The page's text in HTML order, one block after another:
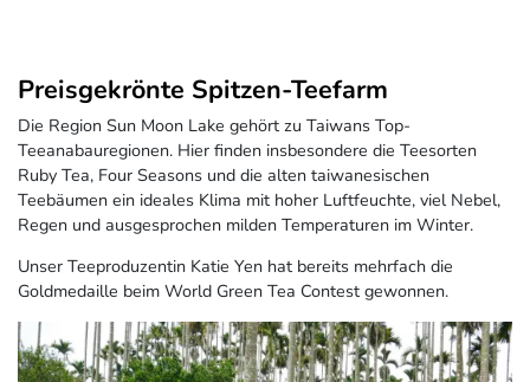
Preisgekrönte Spitzen-Teefarm
Die Region Sun Moon Lake gehört zu Taiwans Top-
Teeanabauregionen. Hier finden insbesondere die Teesorten
Ruby Tea, Four Seasons und die alten taiwanesischen
Teebäumen ein ideales Klima mit hoher Luftfeuchte, viel Nebel,
Regen und ausgesprochen milden Temperaturen im Winter.
Unser Teeproduzentin Katie Yen hat bereits mehrfach die
Goldmedaille beim World Green Tea Contest gewonnen.